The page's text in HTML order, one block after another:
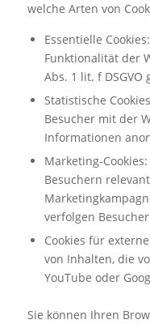
welche Arten von
Essentielle
Funktionalität der
Abs. 1 lit. f DSGVO
Statistische
Besucher mit der
Informationen
Marketing-
Besuchern
verfolgen
Cookies für
von Inhalten, die
YouTube oder
Sie können Ihren